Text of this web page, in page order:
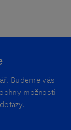
Budeme vás
možnosti